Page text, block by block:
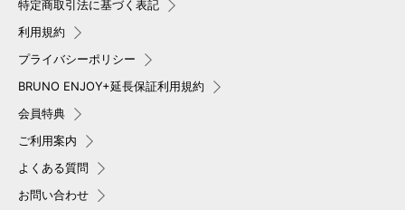
特定商取引法に基づく表記
利用規約
プライバシーポリシー
BRUNO ENJOY+延長保証利用規約
会員特典
ご利用案内
よくある質問
お問い合わせ